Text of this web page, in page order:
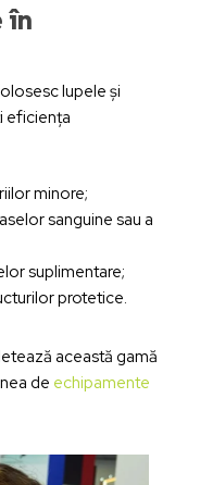
în
lupele și
eficiența
minore;
sanguine sau a
suplimentare;
protetice.
această gamă
de echipamente